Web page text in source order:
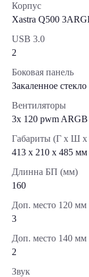
Корпус
Xastra Q500
USB 3.0
2
Боковая панель
Закаленное стекло
Вентиляторы
3x 120 pwm ARGB
Габариты (Г x Ш
413 x 210 x 485 мм
Длинна БП (мм)
160
Доп. место 120 мм
3
Доп. место 140 мм
2
Звук